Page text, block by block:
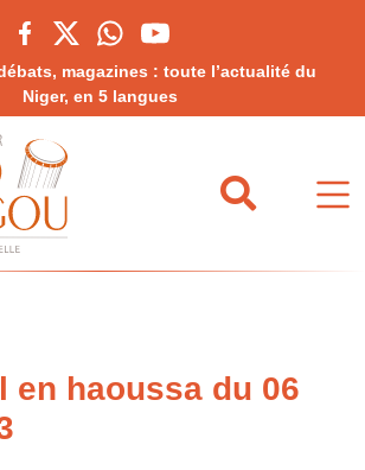
magazines : toute l’actualité du
Niger, en 5 langues
en haoussa du 06